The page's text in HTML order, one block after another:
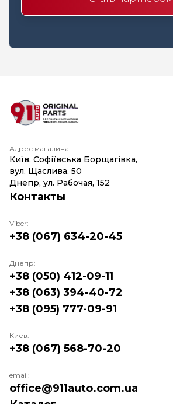
Адрес магазина
Київ, Софіївська Борщагівка,
вул. Щаслива, 50
Днепр, ул. Рабочая, 152
Контакты
Viber:
+38 (067) 634-20-45
Днепр:
+38 (050) 412-09-11
+38 (063) 394-40-72
+38 (095) 777-09-91
Киев:
+38 (067) 568-70-20
email:
office@911auto.com.ua